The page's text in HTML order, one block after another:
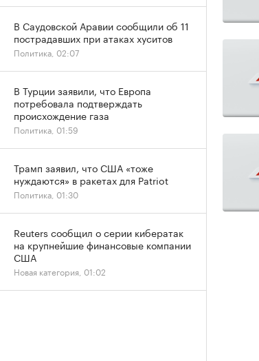
В Саудовской Аравии сообщили об 11
пострадавших при атаках хуситов
Политика, 02:07
В Турции заявили, что Европа
потребовала подтверждать
происхождение газа
Политика, 01:59
Трамп заявил, что США «тоже
нуждаются» в ракетах для Patriot
Политика, 01:30
Reuters сообщил о серии кибератак
на крупнейшие финансовые компании
США
Новая категория, 01:02